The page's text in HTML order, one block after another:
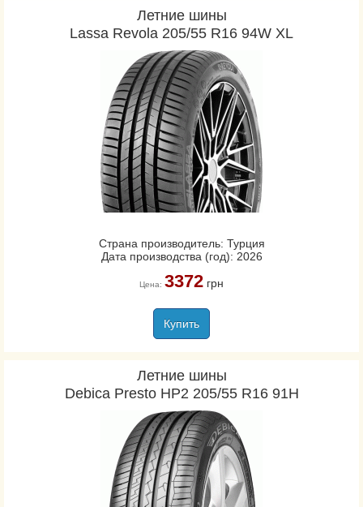
Летние шины
Lassa Revola 205/55 R16 94W XL
Страна производитель: Турция
Дата производства (год): 2026
Цена: 3372грн
Купить
Летние шины
Debica Presto HP2 205/55 R16 91H